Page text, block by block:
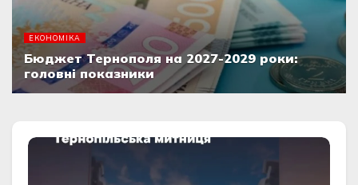
ЕКОНОМІКА
Бюджет Тернополя на 2027-2029 роки:
головні показники